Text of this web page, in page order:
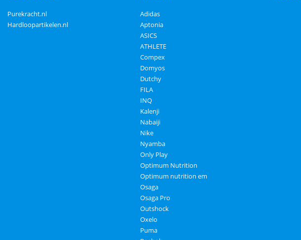
Purekracht.nl
Hardloopartikelen.nl
Adidas
Aptonia
ASICS
ATHLETE
Compex
Domyos
Dutchy
FILA
INQ
Kalenji
Nabaiji
Nike
Nyamba
Only Play
Optimum Nutrition
Optimum nutrition em
Osaga
Osaga Pro
Outshock
Oxelo
Puma